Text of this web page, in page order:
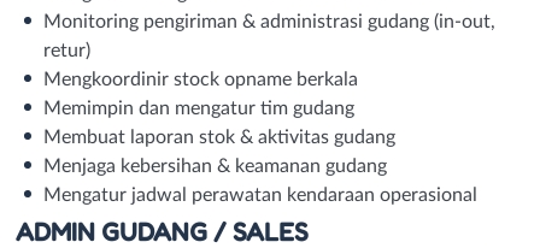
Monitoring pengiriman & administrasi gudang (in-out,
retur)
Mengkoordinir stock opname berkala
Memimpin dan mengatur tim gudang
Membuat laporan stok & aktivitas gudang
Menjaga kebersihan & keamanan gudang
Mengatur jadwal perawatan kendaraan operasional
ADMIN GUDANG / SALES